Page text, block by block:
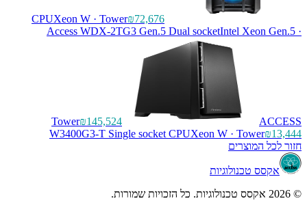
CPUXeon W · Tower
Access WDX-2TG3 Gen.5 Dual socketIntel
Tower₪145,524
W3400G3-T Single socket CPUXeon W · Tower
המוצרים
טכנולוגיות